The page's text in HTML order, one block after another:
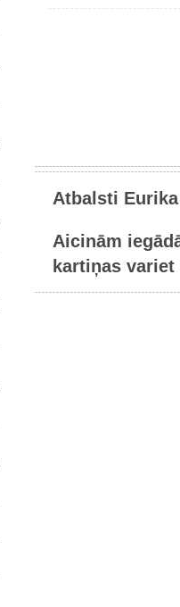
Atbalsti
Aicinām
kartiņas variet